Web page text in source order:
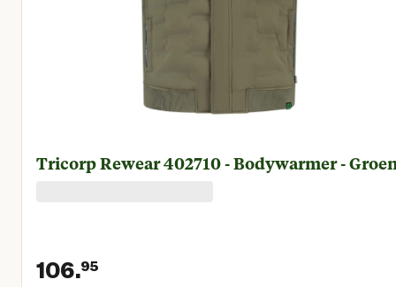
Tricorp Rewear 402710 - Bodywarmer -
106.95